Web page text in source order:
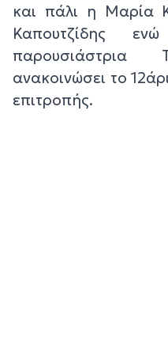
και πάλι η Μαρία
Καπουτζίδης
ανακοινώσει το
επιτροπής.